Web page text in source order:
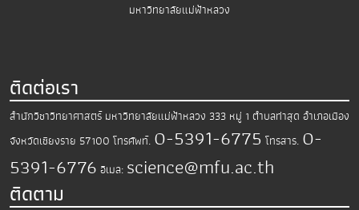
มหาวิทยาลัยแม่ฟ้าหลวง
ติดต่อเรา
สำนักวิชาวิทยาศาสตร์ มหาวิทยาลัยแม่ฟ้าหลวง 333 หมู่ 1 ตำบลท่าสุด อำเภอเมือง
จังหวัดเชียงราย 57100 โทรศัพท์. 0-5391-6775 โทรสาร. 0-
5391-6776 อีเมล: science@mfu.ac.th
ติดตาม